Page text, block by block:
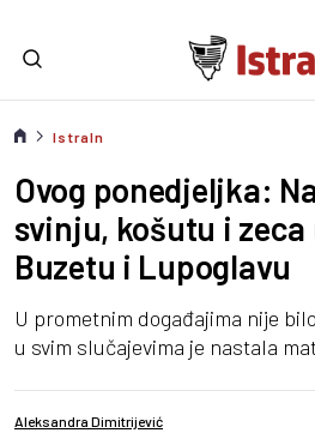
IstraIn
Ovog ponedjeljka:
svinju, košutu i zeca
Buzetu i Lupoglavu
U prometnim događajima nije
u svim slučajevima je nastala
Aleksandra Dimitrijević